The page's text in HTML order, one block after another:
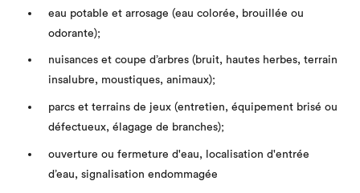
eau potable et arrosage (eau colorée, brouillée ou
odorante);
nuisances et coupe d’arbres (bruit, hautes herbes, terrain
insalubre, moustiques, animaux);
parcs et terrains de jeux (entretien, équipement brisé ou
défectueux, élagage de branches);
ouverture ou fermeture d'eau, localisation d'entrée
d’eau, signalisation endommagée